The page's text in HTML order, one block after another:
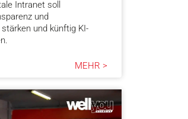
Intranet soll
und
und künftig KI-
MEHR >